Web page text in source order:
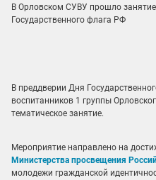
В Орловском СУВУ прошло
Государственного флага РФ
В преддверии Дня
воспитанников 1 группы
тематическое занятие.
Мероприятие направлено на
Министерства просвещения
молодежи гражданской